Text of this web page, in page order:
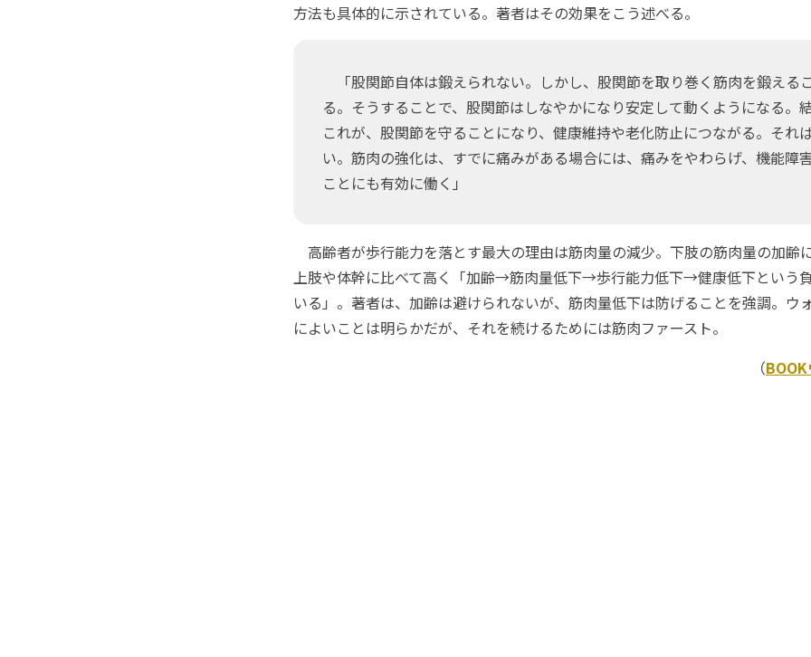
方法も具体的に示されている。著者はその効果をこう述べる。
「股関節自体は鍛えられない。しかし、股関節を取り巻く筋肉を鍛える
る。そうすることで、股関節はしなやかになり安定して動くようになる。結
これが、股関節を守ることになり、健康維持や老化防止につながる。それ
い。筋肉の強化は、すでに痛みがある場合には、痛みをやわらげ、機能障
ことにも有効に働く」
高齢者が歩行能力を落とす最大の理由は筋肉量の減少。下肢の筋肉量の加齢
上肢や体幹に比べて高く「加齢→筋肉量低下→歩行能力低下→健康低下という
いる」。著者は、加齢は避けられないが、筋肉量低下は防げることを強調。ウ
によいことは明らかだが、それを続けるためには筋肉ファースト。
（